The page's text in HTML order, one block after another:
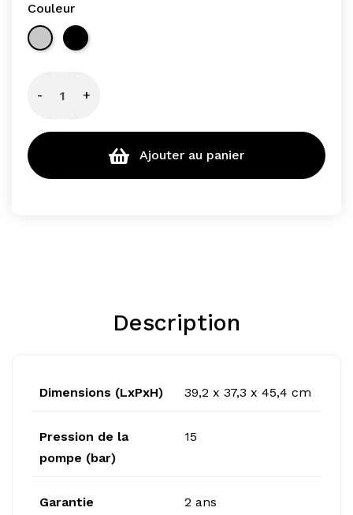
Couleur
Inox
Noir
- +
Ajouter au panier
Description
Dimensions (LxPxH) 39,2 x 37,3 x 45,4 cm
Pression de la
pompe (bar)
15
Garantie 2 ans